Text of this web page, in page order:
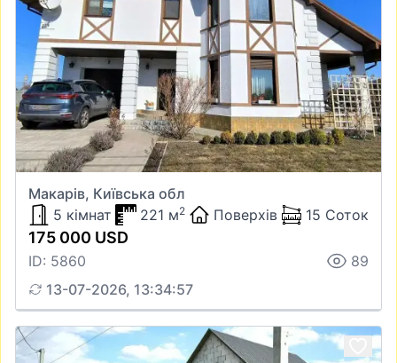
Макарів, Київська обл
5 кімнат
221 м2 Поверхів 15 Соток
175 000 USD
ID: 5860
89
13-07-2026, 13:34:57